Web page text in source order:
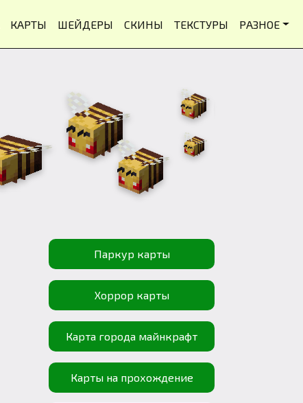
КАРТЫ ШЕЙДЕРЫ СКИНЫ ТЕКСТУРЫ РАЗНОЕ
Паркур карты
Хоррор карты
Карта города майнкрафт
Карты на прохождение